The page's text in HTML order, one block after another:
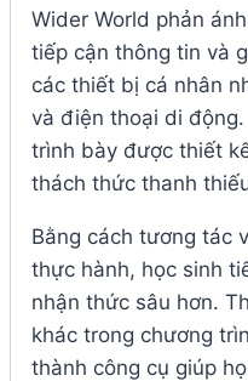
Wider World phản
tiếp cận thông tin và
các thiết bị cá nhân
và điện thoại di
trình bày được thiết
thách thức thanh
Bằng cách tương tác
thực hành, học sinh
nhận thức sâu hơn.
khác trong chương
thành công cụ giúp